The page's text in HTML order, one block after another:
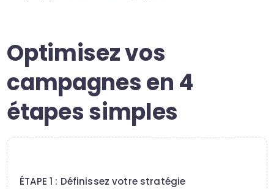
Optimisez vos
campagnes en 4
étapes simples
ÉTAPE 1 : Définissez votre stratégie